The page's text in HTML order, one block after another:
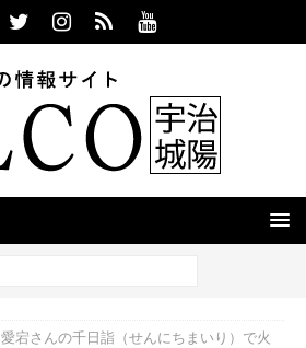
愛宕さんの千日詣（せんにちまいり）で火